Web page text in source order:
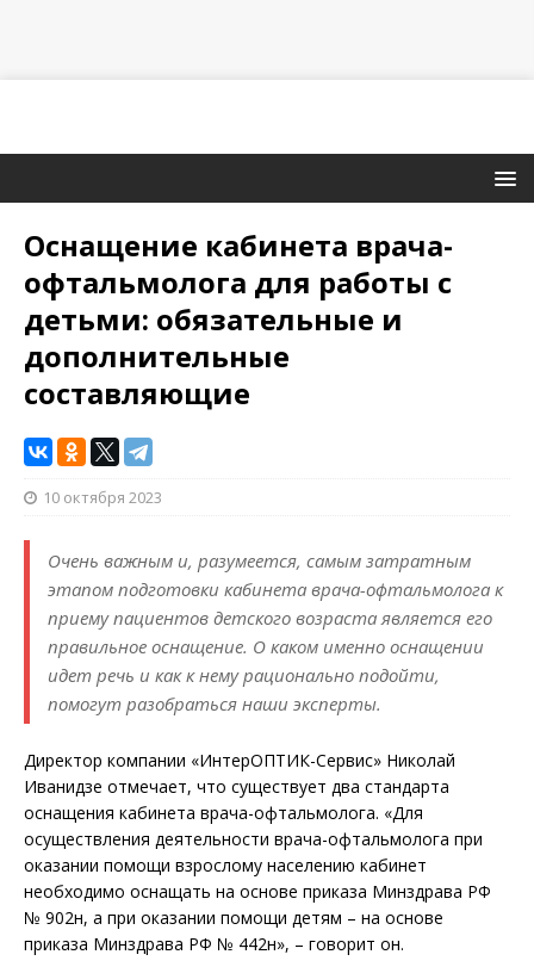
Оснащение кабинета врача-
офтальмолога для работы с
детьми: обязательные и
дополнительные
составляющие
10 октября 2023
Очень важным и, разумеется, самым затратным
этапом подготовки кабинета врача-офтальмолога к
приему пациентов детского возраста является его
правильное оснащение. О каком именно оснащении
идет речь и как к нему рационально подойти,
помогут разобраться наши эксперты.
Директор компании «ИнтерОПТИК-Сервис» Николай
Иванидзе отмечает, что существует два стандарта
оснащения кабинета врача-офтальмолога. «Для
осуществления деятельности врача-офтальмолога при
оказании помощи взрослому населению кабинет
необходимо оснащать на основе приказа Минздрава РФ
№ 902н, а при оказании помощи детям – на основе
приказа Минздрава РФ № 442н», – говорит он.